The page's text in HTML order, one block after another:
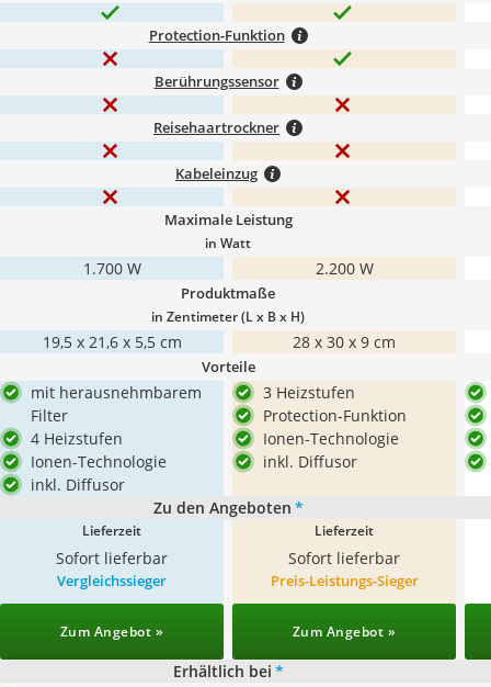
Protection-Funktion
Berührungssensor
Reisehaartrockner
Kabeleinzug
Maximale Leistung
in Watt
1.700 W 2.200 W
Produktmaße
in Zentimeter (L x B x H)
19,5 x 21,6 x 5,5 cm 28 x 30 x 9 cm
Vorteile
mit herausnehmbarem
Filter
4 Heizstufen
Ionen-Technologie
inkl. Diffusor
3 Heizstufen
Protection-Funktion
Ionen-Technologie
inkl. Diffusor
Zu den Angeboten *
Lieferzeit
Sofort lieferbar
Lieferzeit
Sofort lieferbar
Vergleichssieger
Zum Angebot »
Preis-Leistungs-Sieger
Zum Angebot »
Erhältlich bei *